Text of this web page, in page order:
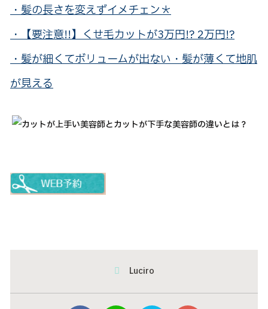
・髪の長さを変えずイメチェン＊
・【要注意!!】くせ毛カットが3万円!? 2万円!?
・髪が細くてボリュームが出ない・髪が薄くて地肌
が見える
Luciro